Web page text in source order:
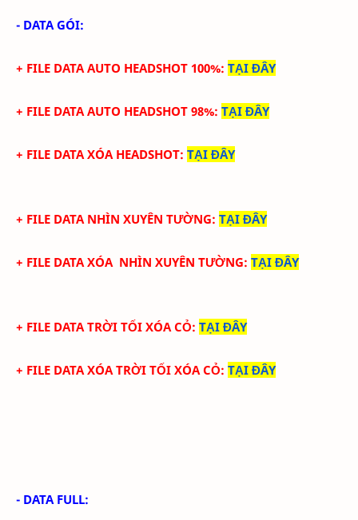
- DATA GÓI:
+ FILE DATAAUTO HEADSHOT 100%: TẠI ĐÂY
+ FILE DATAAUTO HEADSHOT 98%: TẠI ĐÂY
+ FILE DATA XÓAHEADSHOT: TẠI ĐÂY
+ FILE DATA NHÌN XUYÊN TƯỜNG: TẠI ĐÂY
+ FILE DATA XÓA NHÌN XUYÊN TƯỜNG: TẠI ĐÂY
+ FILE DATA TRỜI TỐI XÓA CỎ: TẠI ĐÂY
+ FILE DATA XÓA TRỜI TỐI XÓA CỎ: TẠI ĐÂY
- DATA FULL: